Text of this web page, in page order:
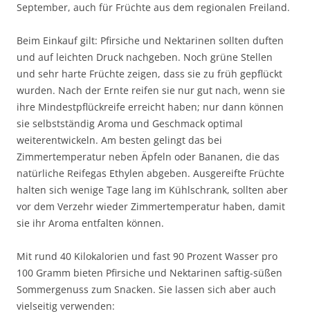
September, auch für Früchte aus dem regionalen Freiland.
Beim Einkauf gilt: Pfirsiche und Nektarinen sollten duften
und auf leichten Druck nachgeben. Noch grüne Stellen
und sehr harte Früchte zeigen, dass sie zu früh gepflückt
wurden. Nach der Ernte reifen sie nur gut nach, wenn sie
ihre Mindestpflückreife erreicht haben; nur dann können
sie selbstständig Aroma und Geschmack optimal
weiterentwickeln. Am besten gelingt das bei
Zimmertemperatur neben Äpfeln oder Bananen, die das
natürliche Reifegas Ethylen abgeben. Ausgereifte Früchte
halten sich wenige Tage lang im Kühlschrank, sollten aber
vor dem Verzehr wieder Zimmertemperatur haben, damit
sie ihr Aroma entfalten können.
Mit rund 40 Kilokalorien und fast 90 Prozent Wasser pro
100 Gramm bieten Pfirsiche und Nektarinen saftig-süßen
Sommergenuss zum Snacken. Sie lassen sich aber auch
vielseitig verwenden: